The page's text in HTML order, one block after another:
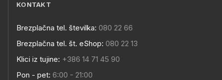
KONTAKT
Brezplačna tel. številka: 080 22 66
Brezplačna tel. št. eShop: 080 22 13
Klici iz tujine: +386 14 71 45 90
Pon - pet: 6:00 - 21:00